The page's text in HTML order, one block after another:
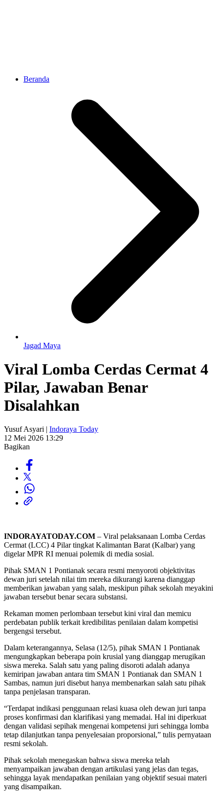
Beranda
Jagad Maya
Viral Lomba Cerdas Cermat 4
Pilar, Jawaban Benar
Disalahkan
Yusuf Asyari | Indoraya Today
12 Mei 2026 13:29
Bagikan
INDORAYATODAY.COM – Viral pelaksanaan Lomba Cerdas
Cermat (LCC) 4 Pilar tingkat Kalimantan Barat (Kalbar) yang
digelar MPR RI menuai polemik di media sosial.
Pihak SMAN 1 Pontianak secara resmi menyoroti objektivitas
dewan juri setelah nilai tim mereka dikurangi karena dianggap
memberikan jawaban yang salah, meskipun pihak sekolah meyakini
jawaban tersebut benar secara substansi.
Rekaman momen perlombaan tersebut kini viral dan memicu
perdebatan publik terkait kredibilitas penilaian dalam kompetisi
bergengsi tersebut.
Dalam keterangannya, Selasa (12/5), pihak SMAN 1 Pontianak
mengungkapkan beberapa poin krusial yang dianggap merugikan
siswa mereka. Salah satu yang paling disoroti adalah adanya
kemiripan jawaban antara tim SMAN 1 Pontianak dan SMAN 1
Sambas, namun juri disebut hanya membenarkan salah satu pihak
tanpa penjelasan transparan.
“Terdapat indikasi penggunaan relasi kuasa oleh dewan juri tanpa
proses konfirmasi dan klarifikasi yang memadai. Hal ini diperkuat
dengan validasi sepihak mengenai kompetensi juri sehingga lomba
tetap dilanjutkan tanpa penyelesaian proporsional,” tulis pernyataan
resmi sekolah.
Pihak sekolah menegaskan bahwa siswa mereka telah
menyampaikan jawaban dengan artikulasi yang jelas dan tegas,
sehingga layak mendapatkan penilaian yang objektif sesuai materi
yang disampaikan.